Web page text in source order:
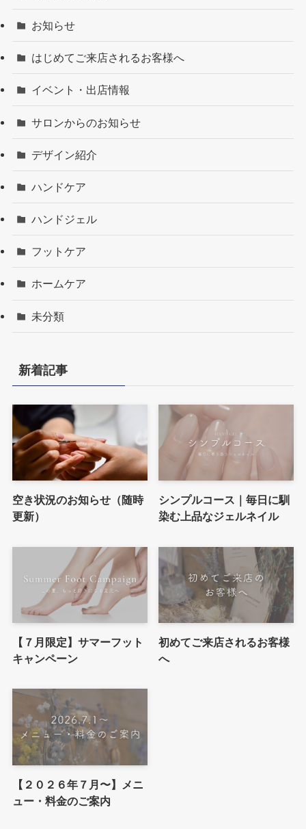
お知らせ
はじめてご来店されるお客様へ
イベント・出店情報
サロンからのお知らせ
デザイン紹介
ハンドケア
ハンドジェル
フットケア
ホームケア
未分類
新着記事
空き状況のお知らせ（随時
更新）
シンプルコース｜毎日に馴
染む上品なジェルネイル
【７月限定】サマーフット
キャンペーン
初めてご来店されるお客様
へ
【２０２６年７月〜】メニ
ュー・料金のご案内